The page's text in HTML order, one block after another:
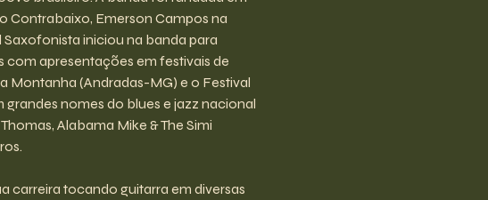
Contrabaixo, Emerson Campos na
iniciou na banda para
com apresentações em festivais de
Montanha (Andradas-MG) e o Festival
nomes do blues e jazz nacional
Alabama Mike & The Simi
carreira tocando guitarra em diversas